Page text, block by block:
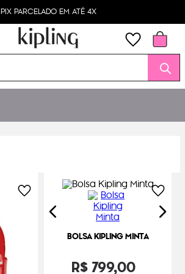
PIX PARCELADO EM ATÉ 4X
BOLSA KIPLING MINTA
R$ 799,00